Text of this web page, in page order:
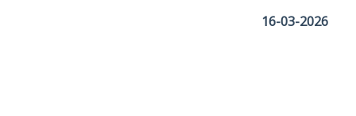
16-03-2026